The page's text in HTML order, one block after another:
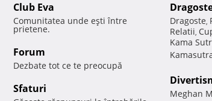
Club Eva
Comunitatea unde eşti între
prietene.
Forum
Dezbate tot ce te preocupă
Sfaturi
Dragoste,
Relatii,
Kama
Meghan